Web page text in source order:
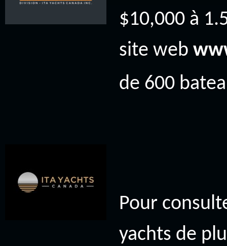
$10,000 à
site web
de 600
Pour
yachts de